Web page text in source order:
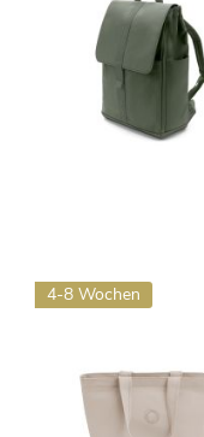
4-8 Wochen